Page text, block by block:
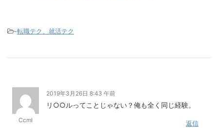
-転職テク、就活テク
Ccml
2019年3月26日 8:43 午前
リ○○ルってことじゃない？俺も全く同じ経験。
返信